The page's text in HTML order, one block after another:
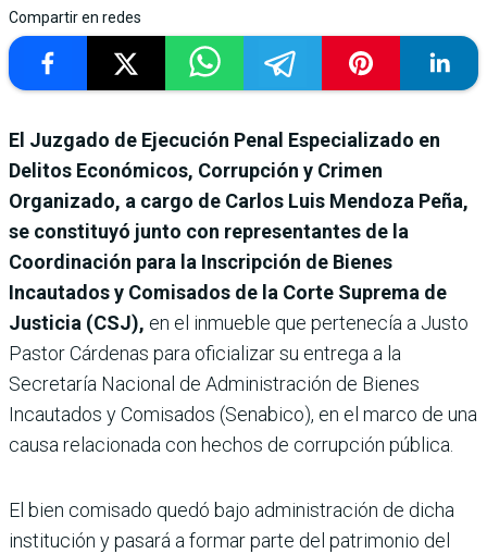
Compartir en redes
El Juzgado de Ejecución Penal Especializado en
Delitos Económicos, Corrupción y Crimen
Organizado, a cargo de Carlos Luis Mendoza Peña,
se constituyó junto con representantes de la
Coordinación para la Inscripción de Bienes
Incautados y Comisados de la Corte Suprema de
Justicia (CSJ), en el inmueble que pertenecía a Justo
Pastor Cárdenas para oficializar su entrega a la
Secretaría Nacional de Administración de Bienes
Incautados y Comisados (Senabico), en el marco de una
causa relacionada con hechos de corrupción pública.
El bien comisado quedó bajo administración de dicha
institución y pasará a formar parte del patrimonio del